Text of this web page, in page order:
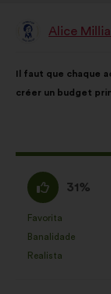
PropostaAlice
da
proposta:
Il faut que chaque
créer un budget
repartição
é
Concordo
:
31%
Favorita
:vezes
Banalidade
:vezes
Realista
:vezes